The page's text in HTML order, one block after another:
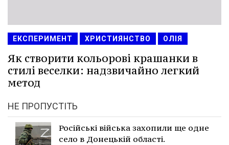
ЕКСПЕРИМЕНТ ХРИСТИЯНСТВО ОЛІЯ
Як створити кольорові крашанки в
стилі веселки: надзвичайно легкий
метод
НЕ ПРОПУСТІТЬ
Російські війська захопили ще одне
село в Донецькій області.